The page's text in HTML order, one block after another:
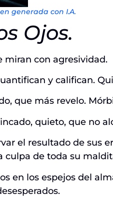
generada con I.A.
Ojos.
miran con agresividad.
y califican.
que más revelo.
quieto, que no
el resultado de sus
culpa de toda su
en los espejos del